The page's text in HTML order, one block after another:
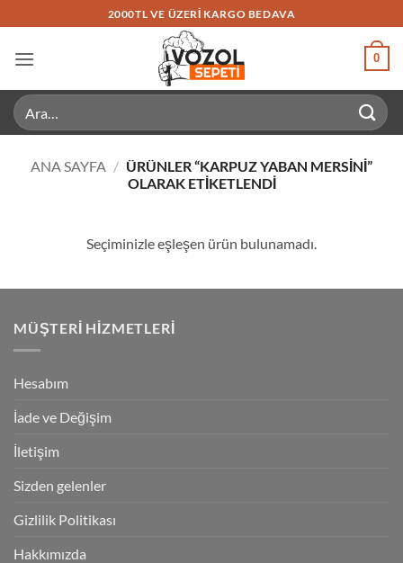
atla
2000TL VE ÜZERI KARGO BEDAVA
0
Ara:
ANA SAYFA / ÜRÜNLER “KARPUZ YABAN MERSINI”
OLARAK ETIKETLENDI
Seçiminizle eşleşen ürün bulunamadı.
MÜŞTERI HIZMETLERI
Hesabım
İade ve Değişim
İletişim
Sizden gelenler
Gizlilik Politikası
Hakkımızda